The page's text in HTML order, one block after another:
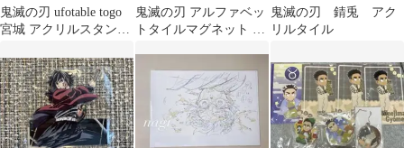
鬼滅の刃 ufotable togo
宮城 アクリルスタンド
鬼滅の刃 アルファベッ
トタイルマグネット 童
鬼滅の刃 錆兎 アク
リルタイル